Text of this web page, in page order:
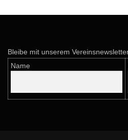
Bleibe mit unserem
Name